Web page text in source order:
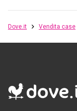
Dove.it Vendita case